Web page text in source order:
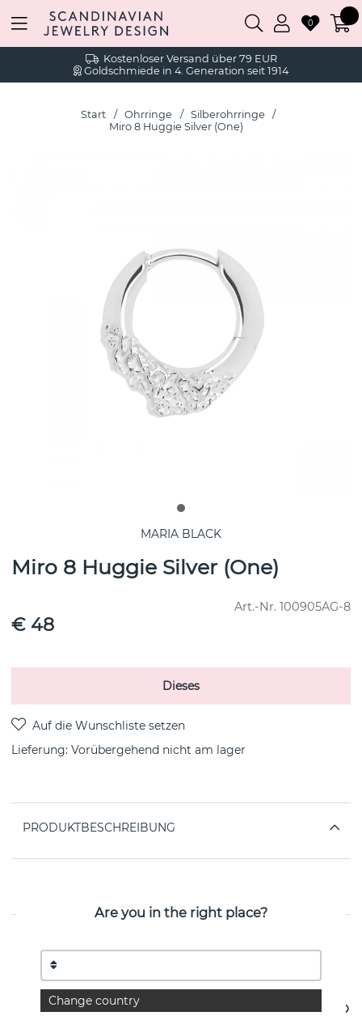
Kostenloser Versand über 79 EUR
Goldschmiede in 4. Generation seit 1914
0
Start Ohrringe
Silberohrringe
Miro 8 Huggie Silver (One)
MARIA BLACK
Miro 8 Huggie Silver (One)
Art.-Nr. 100905AG-8
€ 48
Dieses
Lieferung: Vorübergehend nicht am lager
PRODUKTBESCHREIBUNG
Are you in the right place?
Change country